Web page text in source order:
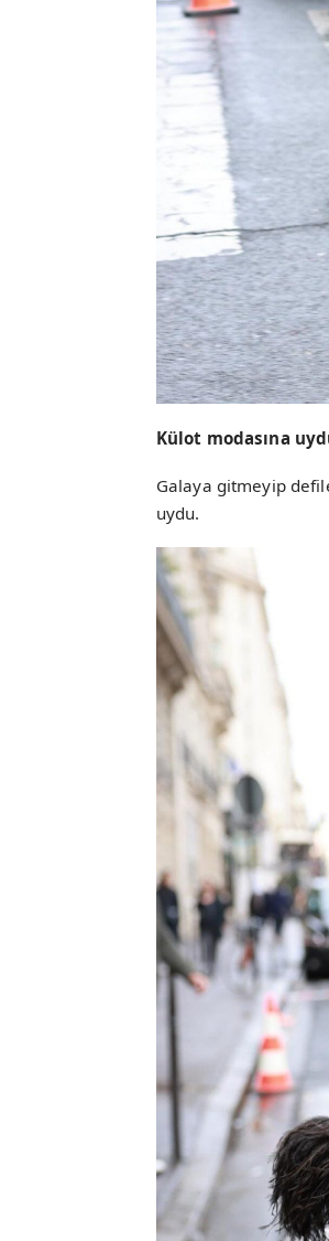
Külot modasına
Galaya gitmeyip
uydu.